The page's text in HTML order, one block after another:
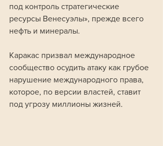
под контроль стратегические
ресурсы Венесуэлы», прежде всего
нефть и минералы.
Каракас призвал международное
сообщество осудить атаку как грубое
нарушение международного права,
которое, по версии властей, ставит
под угрозу миллионы жизней.